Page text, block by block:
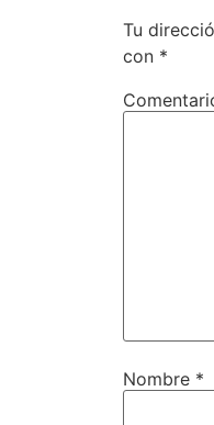
Tu
con *
Nombre *